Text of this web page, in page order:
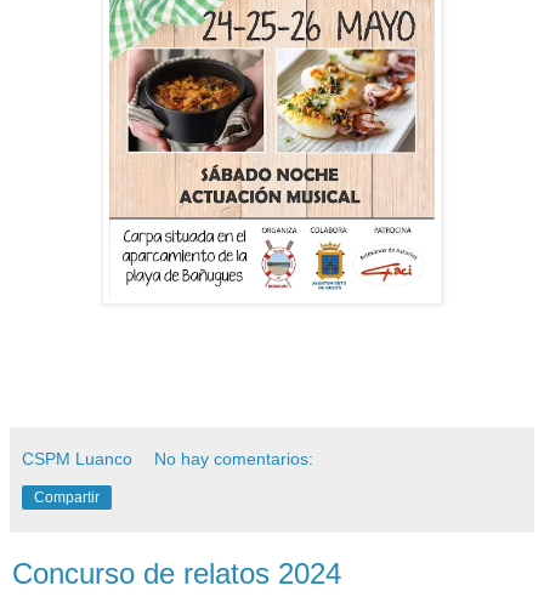
CSPM Luanco No hay comentarios:
Compartir
Concurso de relatos 2024